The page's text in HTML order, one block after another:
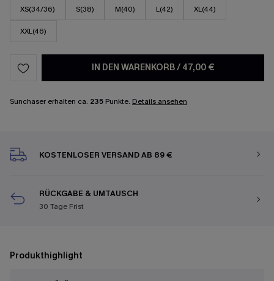
XS(34/36) S(38) M(40) L(42) XL(44)
XXL(46)
IN DEN WARENKORB/ 47,00 €
Sunchaser erhalten ca. 235 Punkte. Details ansehen
KOSTENLOSER VERSAND AB 89 €
RÜCKGABE & UMTAUSCH
30 Tage Frist
Produkthighlight